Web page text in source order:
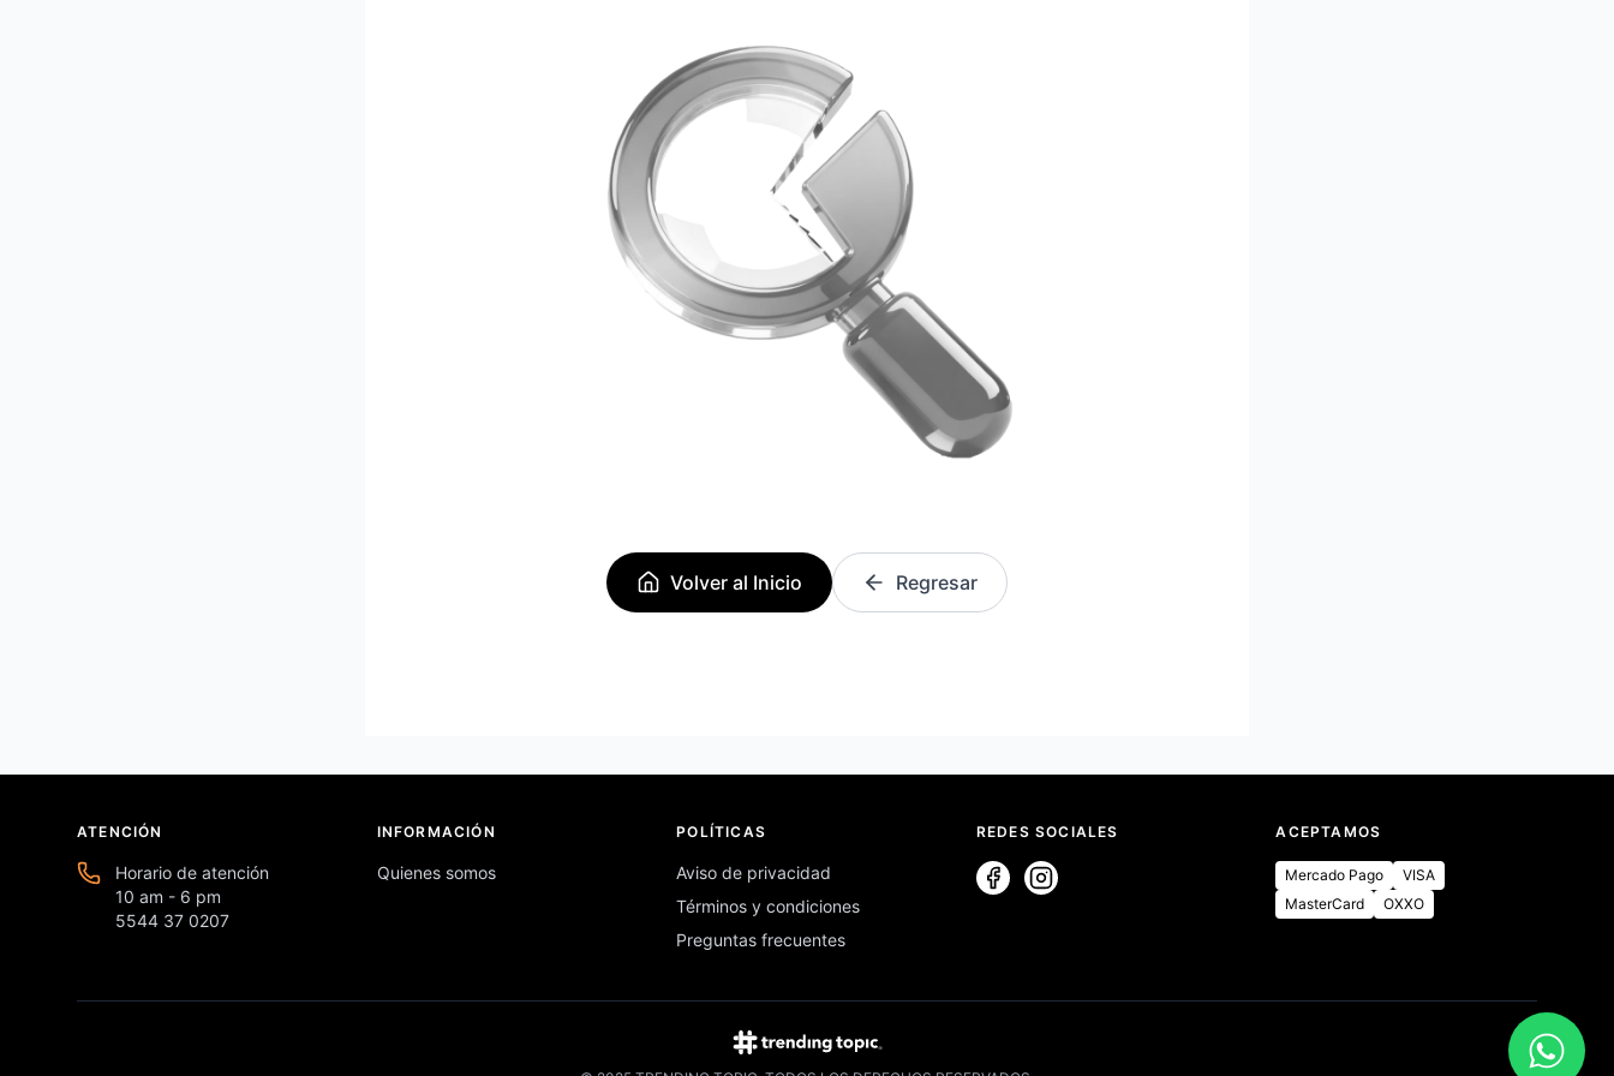
Volver al Inicio Regresar
ATENCIÓN
Horario de atención
10 am - 6 pm
5544 37 0207
INFORMACIÓN
Quienes somos
POLÍTICAS
Aviso de privacidad
Términos y condiciones
Preguntas frecuentes
REDES SOCIALES ACEPTAMOS
Mercado Pago
VISA
MasterCard
OXXO